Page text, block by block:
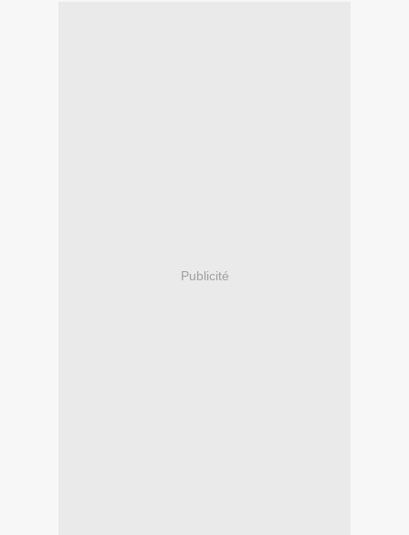
Publicité